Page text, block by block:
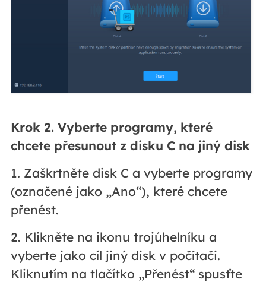
Krok 2. Vyberte programy, které
chcete přesunout z disku C na jiný disk
1. Zaškrtněte disk C a vyberte programy
(označené jako „Ano“), které chcete
přenést.
2. Klikněte na ikonu trojúhelníku a
vyberte jako cíl jiný disk v počítači.
Kliknutím na tlačítko „Přenést“ spusťte